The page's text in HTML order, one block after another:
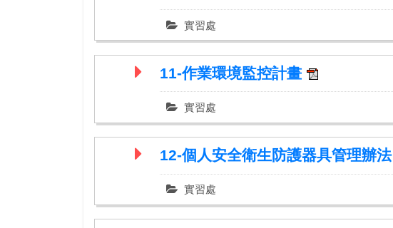
實習處
11-作業環境監控計畫
實習處
12-個人安全衛生防護器具管理辦法
實習處